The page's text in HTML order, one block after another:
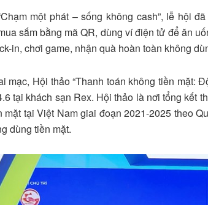
một phát – sống không cash”, lễ hội
sắm bằng mã QR, dùng ví điện tử để ăn
in, chơi game, nhận quà hoàn toàn không
mạc, Hội thảo “Thanh toán không tiền mặt:
tại khách sạn Rex. Hội thảo là nơi tổng kết
mặt tại Việt Nam giai đoạn 2021-2025 theo
dùng tiền mặt.